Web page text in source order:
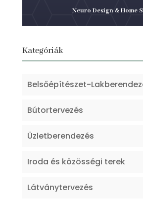
Neuro Design & Home
Kategóriák
Belsőépítészet-
Bútortervezés
Üzletberendezés
Iroda és közösségi terek
Látványtervezés